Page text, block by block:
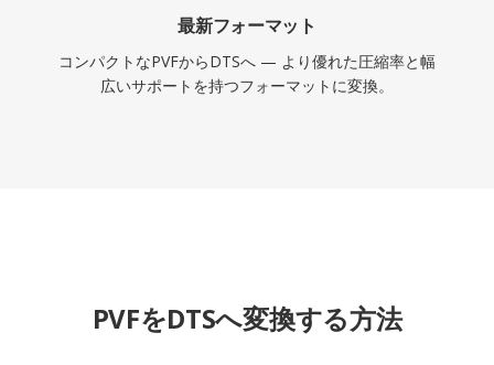
最新フォーマット
コンパクトなPVFからDTSへ — より優れた圧縮率と幅
広いサポートを持つフォーマットに変換。
PVFをDTSへ変換する方法